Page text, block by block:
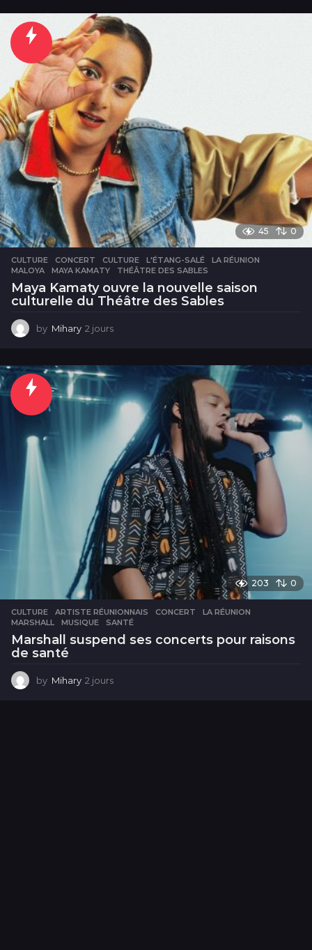
u
r
45 0
CULTURE CONCERT ,CULTURE ,L'ÉTANG-SALÉ ,LA RÉUNION
MALOYA
,MAYA KAMATY ,THÉÂTRE DES SABLES
Maya Kamaty ouvre la nouvelle saison
culturelle du Théâtre des Sables
by Mihary 2 jours
u
r
s
203 0
CULTURE ARTISTE RÉUNIONNAIS ,CONCERT ,LA RÉUNION
MARSHALL
,MUSIQUE ,SANTÉ
Marshall suspend ses concerts pour raisons
de santé
by Mihary 2 jours